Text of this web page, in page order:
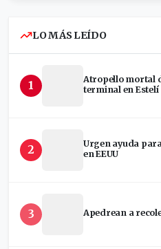
LO MÁS LEÍDO
1
Atropello mortal
terminal en Estelí
2
Urgen ayuda
en EEUU
3 Apedrean a